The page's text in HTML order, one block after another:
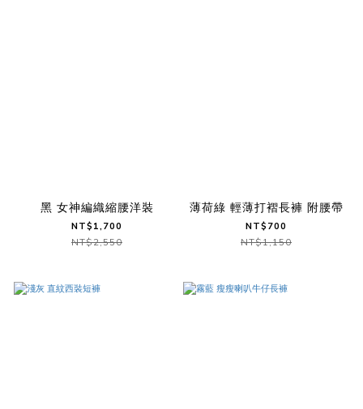
黑 女神編織縮腰洋裝
NT$1,700
NT$2,550
薄荷綠 輕薄打褶長褲 附腰帶
NT$700
NT$1,150